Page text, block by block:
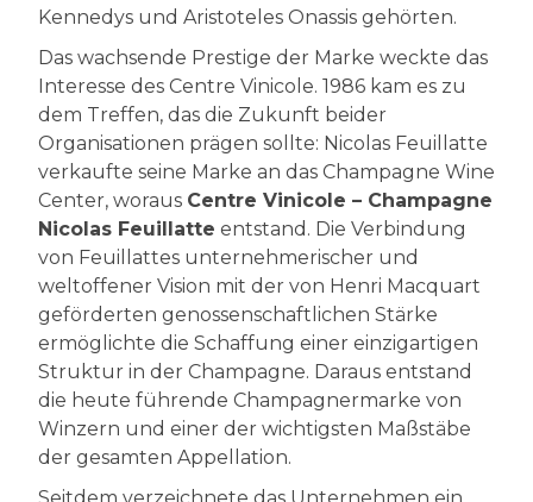
Kennedys und Aristoteles Onassis gehörten.
Das wachsende Prestige der Marke weckte das
Interesse des Centre Vinicole. 1986 kam es zu
dem Treffen, das die Zukunft beider
Organisationen prägen sollte: Nicolas Feuillatte
verkaufte seine Marke an das Champagne Wine
Center, woraus Centre Vinicole – Champagne
Nicolas Feuillatte entstand. Die Verbindung
von Feuillattes unternehmerischer und
weltoffener Vision mit der von Henri Macquart
geförderten genossenschaftlichen Stärke
ermöglichte die Schaffung einer einzigartigen
Struktur in der Champagne. Daraus entstand
die heute führende Champagnermarke von
Winzern und einer der wichtigsten Maßstäbe
der gesamten Appellation.